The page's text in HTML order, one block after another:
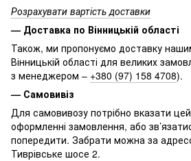
Розрахувати вартість доставки
— Доставка по Вінницькій області
Також, ми пропонуємо доставку
Вінницькій області для великих
з менеджером – +380 (97) 158 4708).
— Самовивіз
Для самовивозу потрібно вказати
оформленні замовлення, або
попередити. Забрати можна за
Тиврівське шосе 2.